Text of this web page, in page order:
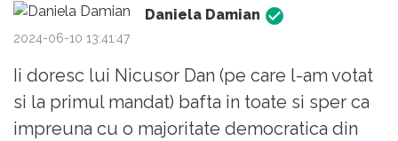
Daniela Damian
2024-06-10 13:41:47
Ii doresc lui Nicusor Dan (pe care l-am votat
si la primul mandat) bafta in toate si sper ca
impreuna cu o majoritate democratica din